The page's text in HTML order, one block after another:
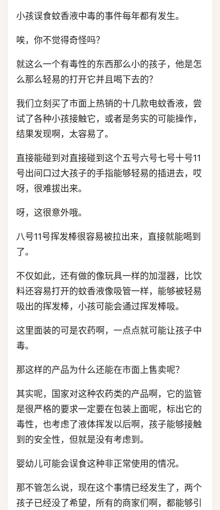
小孩误食蚊香液中毒的事件每年都有发生。
唉，你不觉得奇怪吗？
就这么一个有毒性的东西那么小的孩子，他是怎
么那么轻易的打开它并且喝下去的？
我们立刻买了市面上热销的十几款电蚊香液，尝
试了各种小孩接触它，或者是务实的可能操作，
结果发现啊，太容易了。
直接能碰到对直接碰到这个五号六号七号十号11
号出间口过大孩子的手指能够轻易的插进去，哎
呀，很难拔出来。
呀，这很意外哦。
八号11号挥发棒很容易被拉出来，直接就能喝到
了。
不仅如此，还有做的像玩具一样的加湿器，比饮
料还容易打开的蚊香液像吸管一样，能够被轻易
吸出的挥发棒，小孩可能会通过挥发棒吸。
这里面装的可是农药啊，一点点就可能让孩子中
毒。
那这样的产品为什么还能在市面上售卖呢？
其实呢，国家对这种农药类的产品啊，它的监管
是很严格的要求一定要在包装上面呢，标出它的
毒性，也考虑了液体挥发以后啊，孩子能够接触
到的安全性，但就是没有考虑到。
婴幼儿可能会误食这种非正常使用的情况。
那不管怎么说，现在这个事情已经发生了，两个
孩子已经没了希望，所有的商家们啊，都能够引